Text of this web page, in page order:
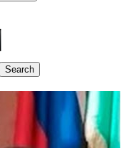
Search